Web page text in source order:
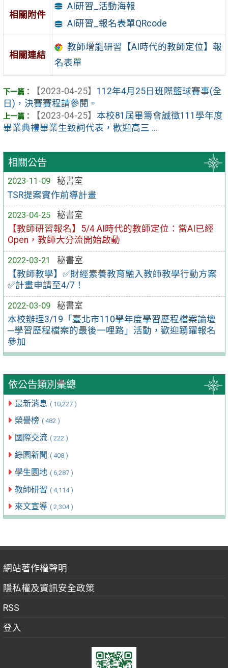
相關公告
2023-11-09
秘書室
TSR提案實作前導計畫
2023-04-25
秘書室
【教師研習報名】5/4 AI時代的教師定位：當AI已經
Open，教師大分流開始啟動
2022-03-21
秘書室
【教師教學】✅財經素養教育融入教師教學行動方案
✅計畫申請至4/7！
2022-03-09
秘書室
本校辦理3/19「臺北市110學年度學習歷程檔案論壇
─學習歷程檔案的最後一哩路」活動，歡迎踴躍報名
參加
依公告類別彙總
最新消息 ( 10,227 )
榮譽榜 ( 482 )
國際交流 ( 222 )
綠園新聞 ( 408 )
學生園地 ( 6,287 )
教師研習 ( 4,114 )
來文宣導 ( 2,304 )
相關附件
AI研習_活動海報
AI研習_報名表單QRcode
相關連結
教師增能研習【AI時代的教師定位】報
名表單
【2023-04-25】 112年4月25日班際籃球賽事(全
日)，決賽賽程請參閱。
【2023-04-25】 本校81屆畢籌會誠徵111學年度
畢業典禮畢業生致詞代表，歡迎高三 ...
網站著作權聲明
隱私權及資訊安全政策
RSS
登入